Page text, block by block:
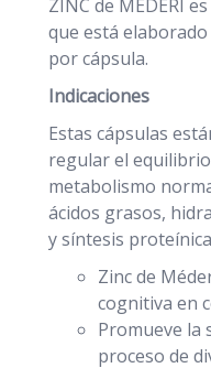
ZINC de MÉDERI
que está
por cápsula.
Indicaciones
Estas cápsulas
regular el
metabolismo
ácidos grasos,
y síntesis
Zinc de
cognitiva en
Promueve la
proceso de